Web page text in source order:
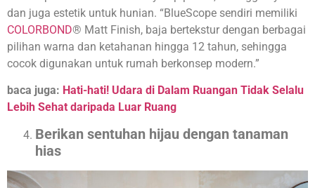
dan juga estetik untuk hunian. “BlueScope sendiri memiliki
COLORBOND® Matt Finish, baja bertekstur dengan berbagai
pilihan warna dan ketahanan hingga 12 tahun, sehingga
cocok digunakan untuk rumah berkonsep modern.”
baca juga: Hati-hati! Udara di Dalam Ruangan Tidak Selalu
Lebih Sehat daripada Luar Ruang
Berikan sentuhan hijau dengan tanaman
hias